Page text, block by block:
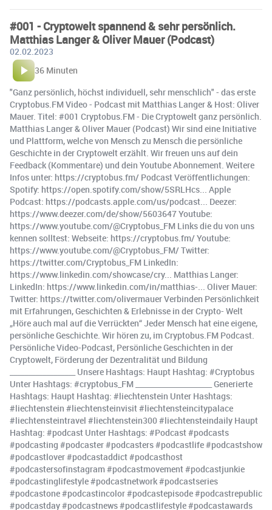
#001 - Cryptowelt spannend & sehr persönlich.
Matthias Langer & Oliver Mauer (Podcast)
02.02.2023
36 Minuten
"Ganz persönlich, höchst individuell, sehr menschlich" - das erste
Cryptobus.FM Video - Podcast mit Matthias Langer & Host: Oliver
Mauer. Titel: #001 Cryptobus.FM - Die Cryptowelt ganz persönlich.
Matthias Langer & Oliver Mauer (Podcast) Wir sind eine Initiative
und Plattform, welche von Mensch zu Mensch die persönliche
Geschichte in der Cryptowelt erzählt. Wir freuen uns auf dein
Feedback (Kommentare) und dein Youtube Abonnement. Weitere
Infos unter: https://cryptobus.fm/ Podcast Veröffentlichungen:
Spotify: https://open.spotify.com/show/5SRLHcs... Apple
Podcast: https://podcasts.apple.com/us/podcast... Deezer:
https://www.deezer.com/de/show/5603647 Youtube:
https://www.youtube.com/@Cryptobus_FM Links die du von uns
kennen solltest: Webseite: https://cryptobus.fm/ Youtube:
https://www.youtube.com/@Cryptobus_FM/ Twitter:
https://twitter.com/Cryptobus_FM LinkedIn:
https://www.linkedin.com/showcase/cry... Matthias Langer:
LinkedIn: https://www.linkedin.com/in/matthias-... Oliver Mauer:
Twitter: https://twitter.com/olivermauer Verbinden Persönlichkeit
mit Erfahrungen, Geschichten & Erlebnisse in der Crypto- Welt
„Höre auch mal auf die Verrückten“ Jeder Mensch hat eine eigene,
persönliche Geschichte. Wir hören zu, im Cryptobus.FM Podcast.
Persönliche Video-Podcast, Persönliche Geschichten in der
Cryptowelt, Förderung der Dezentralität und Bildung
__________________ Unsere Hashtags: Haupt Hashtag: #Cryptobus
Unter Hashtags: #cryptobus_FM _____________________ Generierte
Hashtags: Haupt Hashtag: #liechtenstein Unter Hashtags:
#liechtenstein #liechtensteinvisit #liechtensteincitypalace
#liechtensteintravel #liechtenstein300 #liechtensteindaily Haupt
Hashtag: #podcast Unter Hashtags: #Podcast #podcasts
#podcasting #podcaster #podcasters #podcastlife #podcastshow
#podcastlover #podcastaddict #podcasthost
#podcastersofinstagram #podcastmovement #podcastjunkie
#podcastinglifestyle #podcastnetwork #podcastseries
#podcastone #podcastincolor #podcastepisode #podcastrepublic
#podcastday #podcastnews #podcastlifestyle #podcastawards